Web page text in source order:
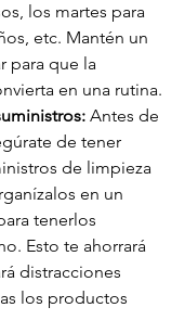
los martes para
etc. Mantén un
para que la
en una rutina.
Antes de
de tener
de limpieza
en un
tenerlos
Esto te ahorrará
distracciones
los productos